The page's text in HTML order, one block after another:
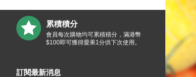
累積積分
會員每次購物均可累積積分，滿港幣
$100即可獲得愛果1分供下次使用。
訂閱最新消息